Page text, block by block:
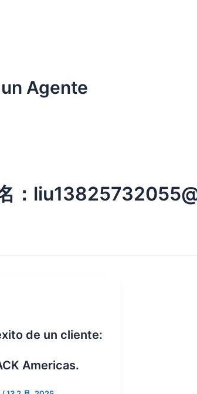
Agente
：
de un cliente:
Americas.